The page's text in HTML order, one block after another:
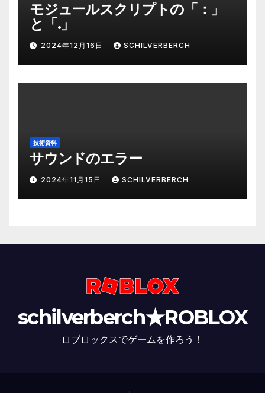
モジュールスクリプトの「：」
と「.」
2024年12月16日 SCHILVERBERCH
技術資料
サウンドのエラー
2024年11月15日 SCHILVERBERCH
schilverberch★ROBLOX
ロブロックスでゲームを作ろう！